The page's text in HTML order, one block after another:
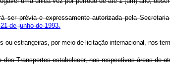
prévia e expressamente autorizada pela
de junho de 1993.
ou estrangeiras, por meio de licitação internacional, nos
Transportes estabelecer, nas respectivas áreas de